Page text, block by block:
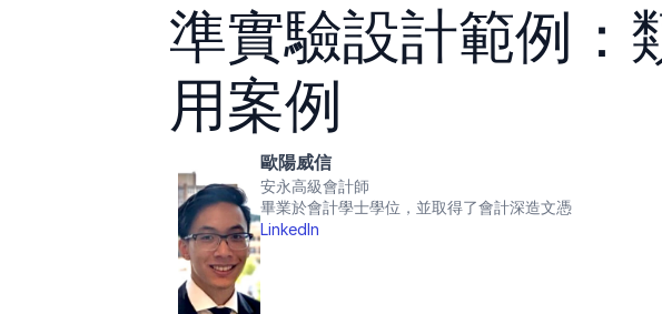
準實驗設計範例：
用案例
歐陽威信
安永高級會計師
畢業於會計學士學位，並取得了會計深造文憑
LinkedIn